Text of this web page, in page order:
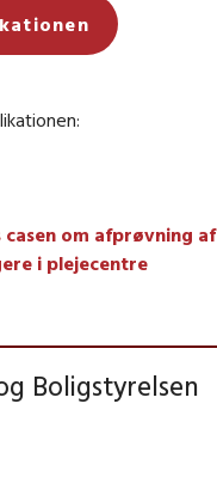
casen om afprøvning af
i plejecentre
Boligstyrelsen